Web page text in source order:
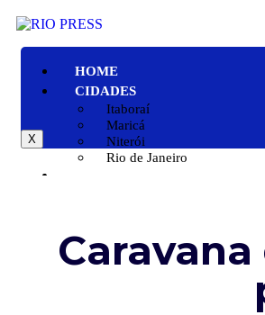
HOME
CIDADES
Itaboraí
Maricá
Niterói
Rio de Janeiro
POLÍCIA
ENTRETENIMENTO
X